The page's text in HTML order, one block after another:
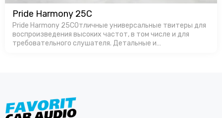
Pride Harmony 25C
Pride Harmony 25CОтличные универсальные твитеры для
воспроизведения высоких частот, в том числе и для
требовательного слушателя. Детальные и